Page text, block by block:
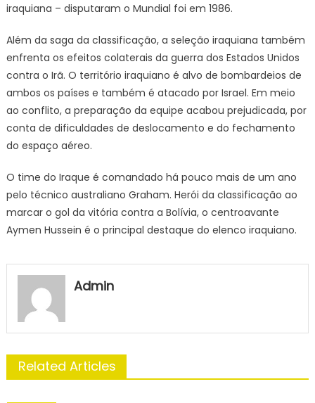
iraquiana – disputaram o Mundial foi em 1986.
Além da saga da classificação, a seleção iraquiana também
enfrenta os efeitos colaterais da guerra dos Estados Unidos
contra o Irã. O território iraquiano é alvo de bombardeios de
ambos os países e também é atacado por Israel. Em meio
ao conflito, a preparação da equipe acabou prejudicada, por
conta de dificuldades de deslocamento e do fechamento
do espaço aéreo.
O time do Iraque é comandado há pouco mais de um ano
pelo técnico australiano Graham. Herói da classificação ao
marcar o gol da vitória contra a Bolívia, o centroavante
Aymen Hussein é o principal destaque do elenco iraquiano.
Admin
Related Articles